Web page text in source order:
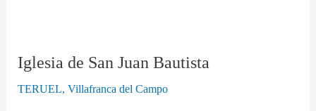
Iglesia de San Juan Bautista
TERUEL,Villafranca del Campo
Iglesia